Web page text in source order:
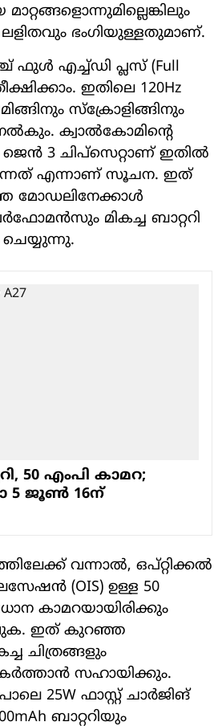
ഭംഗിയുള്ളതുമാണ്.
ഫുള്‍ എച്ച്ഡി പ്ലസ് (Full
ഇതിലെ 120Hz
സ്‌ക്രോളിങ്ങിനും
ക്വാല്‍കോമിന്റെ
3 ചിപ്സെറ്റാണ് ഇതില്‍
എന്നാണ് സൂചന. ഇത്
മോഡലിനേക്കാള്‍
മികച്ച ബാറ്ററി
50 എംപി കാമറ;
5 ജൂണ്‍ 16ന്
വന്നാല്‍, ഒപ്റ്റിക്കല്‍
(OIS) ഉള്ള 50
കാമറയായിരിക്കും
ഇത് കുറഞ്ഞ
ചിത്രങ്ങളും
സഹായിക്കും.
25W ഫാസ്റ്റ് ചാര്‍ജിങ്
ബാറ്ററിയും